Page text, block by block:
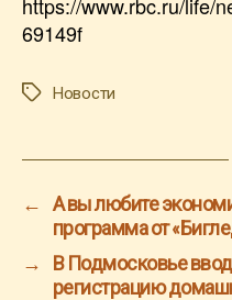
69149f
МеткиНовости
← А вы любите
программа от
→
В Подмосковье
регистрацию